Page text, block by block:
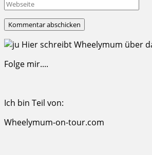
Hier schreibt Wheelymum über
Folge mir....
Ich bin Teil von:
Wheelymum-on-tour.com